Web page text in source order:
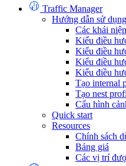
Traffic Manager
Hướng dẫn sử dụng
Các khái
Kiểu điều
Kiểu điều
Kiểu điều
Kiểu điều
Tạo internal
Tạo nest
Cấu hình
Quick start
Resources
Chính sách
Bảng giá
Các vị trí